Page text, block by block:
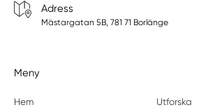
Adress
Mästargatan 5B, 781 71 Borlänge
Meny
Hem Utforska